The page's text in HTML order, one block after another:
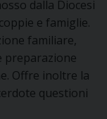
dalla Diocesi
e famiglie.
familiare,
preparazione
Offre inoltre la
questioni